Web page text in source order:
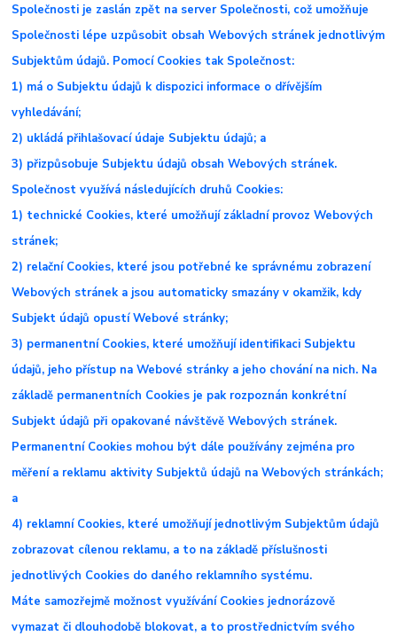
Společnosti je zaslán zpět na server Společnosti, což umožňuje
Společnosti lépe uzpůsobit obsah Webových stránek jednotlivým
Subjektům údajů. Pomocí Cookies tak Společnost:
1) má o Subjektu údajů k dispozici informace o dřívějším
vyhledávání;
2) ukládá přihlašovací údaje Subjektu údajů; a
3) přizpůsobuje Subjektu údajů obsah Webových stránek.
Společnost využívá následujících druhů Cookies:
1) technické Cookies, které umožňují základní provoz Webových
stránek;
2) relační Cookies, které jsou potřebné ke správnému zobrazení
Webových stránek a jsou automaticky smazány v okamžik, kdy
Subjekt údajů opustí Webové stránky;
3) permanentní Cookies, které umožňují identifikaci Subjektu
údajů, jeho přístup na Webové stránky a jeho chování na nich. Na
základě permanentních Cookies je pak rozpoznán konkrétní
Subjekt údajů při opakované návštěvě Webových stránek.
Permanentní Cookies mohou být dále používány zejména pro
měření a reklamu aktivity Subjektů údajů na Webových stránkách;
a
4) reklamní Cookies, které umožňují jednotlivým Subjektům údajů
zobrazovat cílenou reklamu, a to na základě příslušnosti
jednotlivých Cookies do daného reklamního systému.
Máte samozřejmě možnost využívání Cookies jednorázově
vymazat či dlouhodobě blokovat, a to prostřednictvím svého